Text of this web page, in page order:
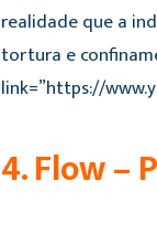
realidade que a
tortura e
link=”https://
4. Flow –